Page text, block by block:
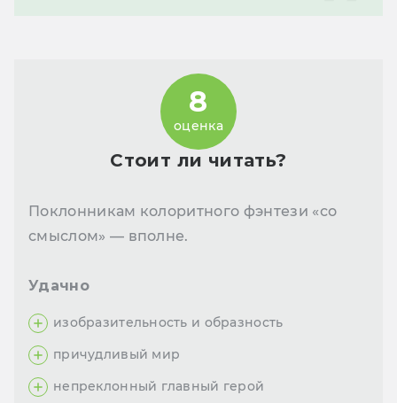
Стоит ли читать?
8
оценка
Поклонникам колоритного фэнтези «со
смыслом» — вполне.
Удачно
изобразительность и образность
причудливый мир
непреклонный главный герой